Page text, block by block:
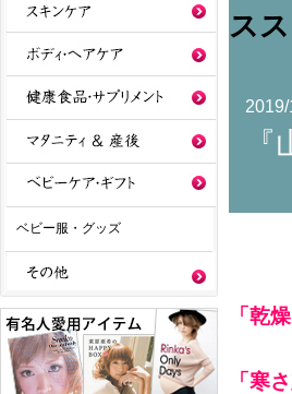
ベビー服・グッズ
「乾燥
「寒